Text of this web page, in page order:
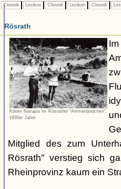
Chronik Lexikon Chronik Lexikon Chronik
Rösrath
Kölner Navajos im Rösrather "Ammerländchen",
1930er Jahre
Mitglied des zum
Rösrath" verstieg sich
Rheinprovinz kaum ein